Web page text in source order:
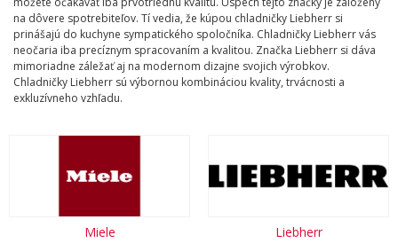
na dôvere spotrebiteľov. Tí vedia, že kúpou chladničky Liebherr si
prinášajú do kuchyne sympatického spoločníka. Chladničky Liebherr vás
neočaria iba precíznym spracovaním a kvalitou. Značka Liebherr si dáva
mimoriadne záležať aj na modernom dizajne svojich výrobkov.
Chladničky Liebherr sú výbornou kombináciou kvality, trvácnosti a
exkluzívneho vzhľadu.
Miele Liebherr